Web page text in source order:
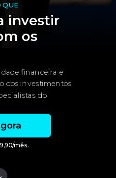
QUE
financeira e
dos investimentos
do
mês.
investir
os